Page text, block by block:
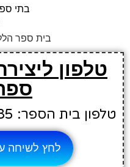
בתי
בית ספר
טלפון
טלפון בית הספר: 03-6185285
לחץ לשיחה